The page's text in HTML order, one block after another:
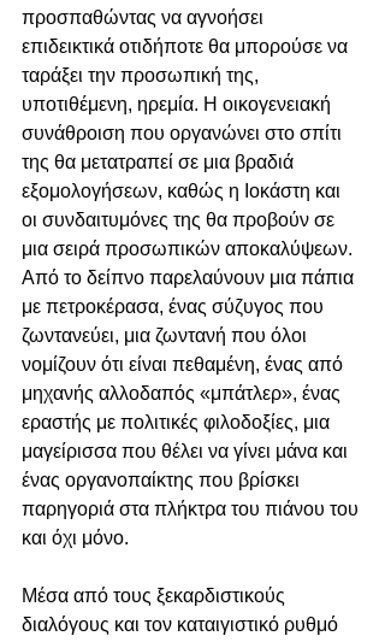
προσπαθώντας να αγνοήσει
επιδεικτικά οτιδήποτε θα μπορούσε να
ταράξει την προσωπική της,
υποτιθέμενη, ηρεμία. Η οικογενειακή
συνάθροιση που οργανώνει στο σπίτι
της θα μετατραπεί σε μια βραδιά
εξομολογήσεων, καθώς η Ιοκάστη και
οι συνδαιτυμόνες της θα προβούν σε
μια σειρά προσωπικών αποκαλύψεων.
Από το δείπνο παρελαύνουν μια πάπια
με πετροκέρασα, ένας σύζυγος που
ζωντανεύει, μια ζωντανή που όλοι
νομίζουν ότι είναι πεθαμένη, ένας από
μηχανής αλλοδαπός «μπάτλερ», ένας
εραστής με πολιτικές φιλοδοξίες, μια
μαγείρισσα που θέλει να γίνει μάνα και
ένας οργανοπαίκτης που βρίσκει
παρηγοριά στα πλήκτρα του πιάνου του
και όχι μόνο.
Μέσα από τους ξεκαρδιστικούς
διαλόγους και τον καταιγιστικό ρυθμό